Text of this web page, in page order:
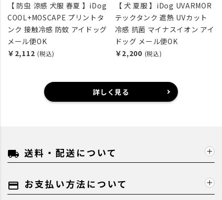
【 防虫 涼感 犬服 春夏 】iDog
COOL+MOSCAPE プリントタ
ンク 接触冷感 防蚊 アイドッグ
メール便OK
￥2,112 (税込)
【 犬 夏服 】iDog UVARMOR
テックタンク 遮熱 UVカット
冷感 抗菌 マイナスイオン アイ
ドッグ メール便OK
￥2,200 (税込)
詳しく見る
local_shipping 送料・配送について
payment お支払い方法について